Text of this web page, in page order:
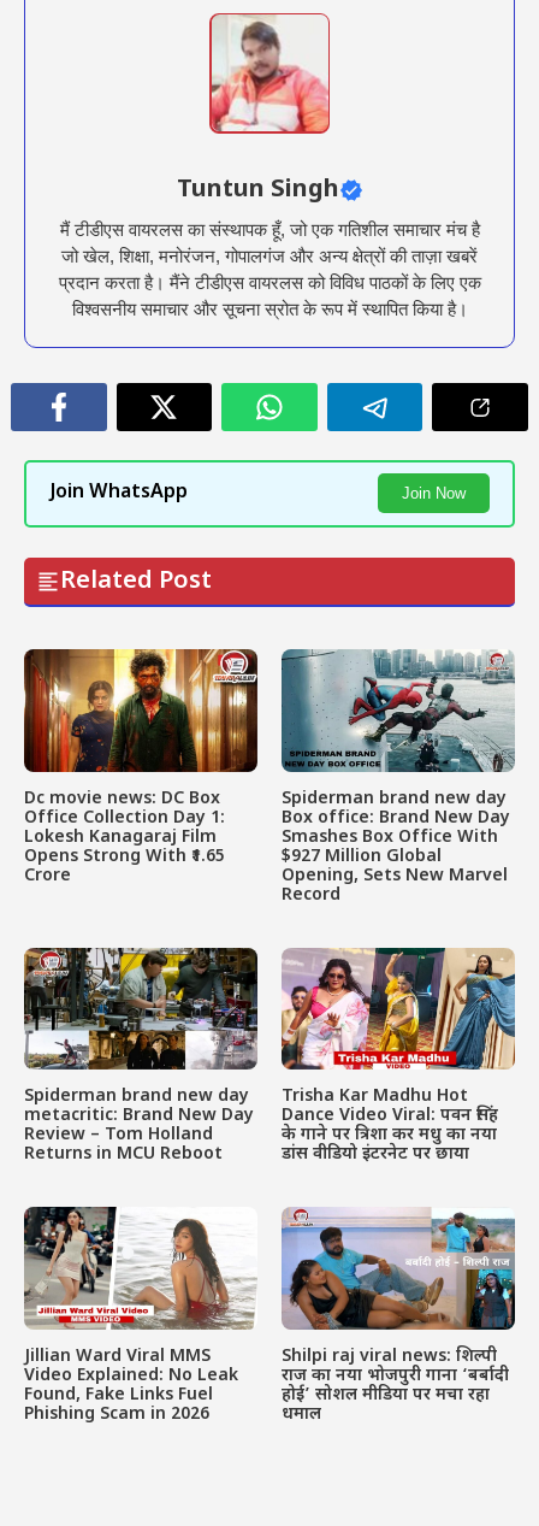
Tuntun Singh
मैं टीडीएस वायरलस का संस्थापक हूँ, जो एक गतिशील समाचार मंच है
जो खेल, शिक्षा, मनोरंजन, गोपालगंज और अन्य क्षेत्रों की ताज़ा खबरें
प्रदान करता है। मैंने टीडीएस वायरलस को विविध पाठकों के लिए एक
विश्वसनीय समाचार और सूचना स्रोत के रूप में स्थापित किया है।
Join WhatsApp Join Now
Related Post
Dc movie news: DC Box
Office Collection Day 1:
Lokesh Kanagaraj Film
Opens Strong With ₹1.65
Crore
Spiderman brand new day
Box office: Brand New Day
Smashes Box Office With
$927 Million Global
Opening, Sets New Marvel
Record
Spiderman brand new day
metacritic: Brand New Day
Review – Tom Holland
Returns in MCU Reboot
Trisha Kar Madhu Hot
Dance Video Viral: पवन सिंह
के गाने पर त्रिशा कर मधु का नया
डांस वीडियो इंटरनेट पर छाया
Jillian Ward Viral MMS
Video Explained: No Leak
Found, Fake Links Fuel
Phishing Scam in 2026
Shilpi raj viral news: शिल्पी
राज का नया भोजपुरी गाना ‘बर्बादी
होई’ सोशल मीडिया पर मचा रहा
धमाल